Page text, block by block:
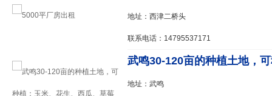
地址：西津二桥头
联系电话：14795537171
武鸣30-120亩的种植土地，
地址：武鸣